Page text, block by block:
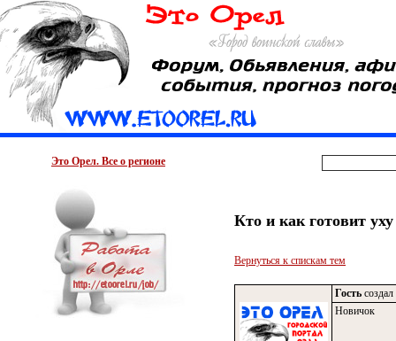
Это Орел. Все о регионе
Кто и как готовит уху
Вернуться к спискам тем
Гость
Новичок